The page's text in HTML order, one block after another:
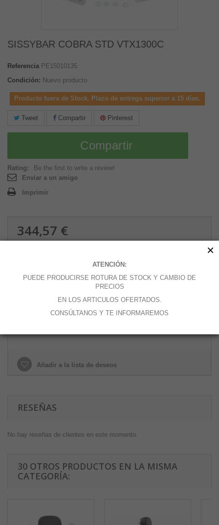
SISSYBAR COBRA STD VTX1300C
Referencia PE15010135
Condición: Nuevo producto
Producto fuera de Stock. Plazo de entrega superior a 15 días.
Tweet Compartir Pinterest
Compartir
Rating:
Be the first to write a review!
Enviar a un amigo
Imprimir
344,57 €
Añadir a la lista de deseos
RESEÑAS
No hay reseñas de clientes en este momento.
30 OTROS PRODUCTOS EN LA MISMA
CATEGORÍA:
ATENCIÓN:
PUEDE PRODUCIRSE ROTURA DE STOCK Y CAMBIO DE
PRECIOS
EN LOS ARTICULOS OFERTADOS.
CONSÚLTANOS Y TE INFORMAREMOS
×